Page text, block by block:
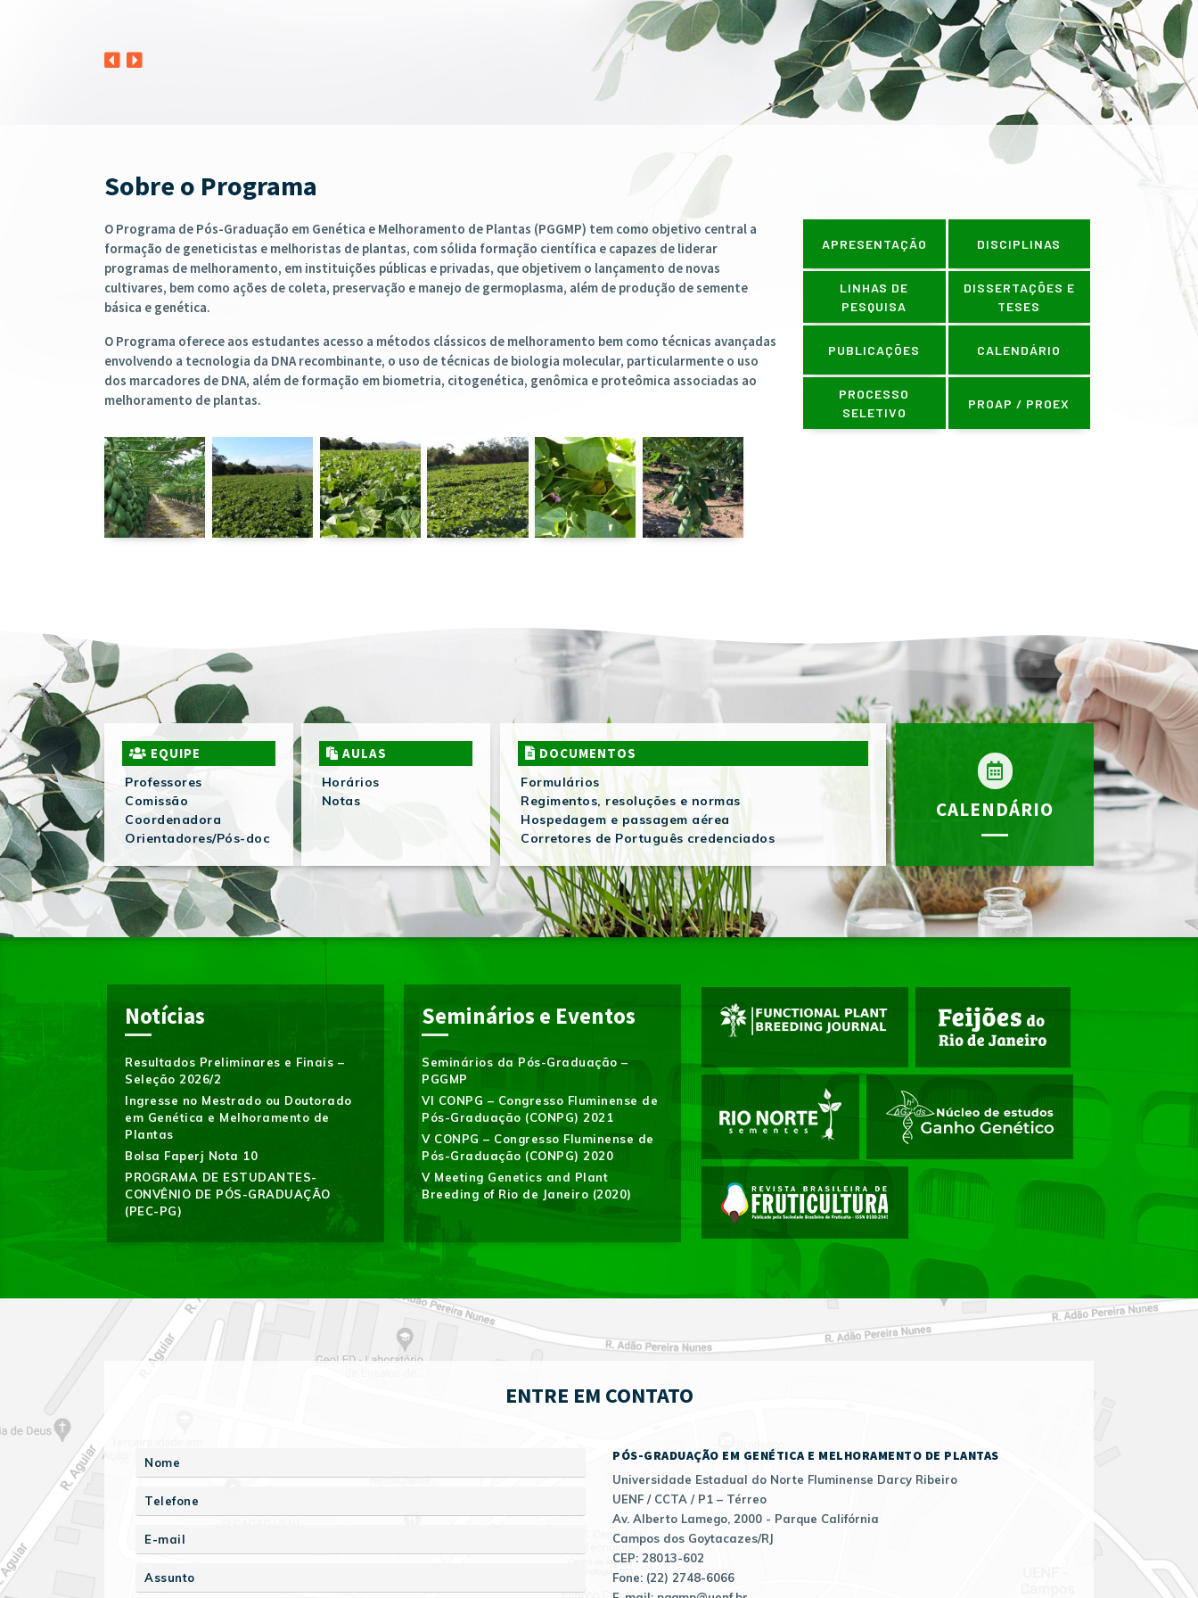
JÁ ESTÁ ABERTO E AS INSCRIÇÕES OCORREM NO PERÍODO DE 1º A
31/05/2026.
CLIQUE ACIMA E SAIBA MAIS
Sobre o Programa
O Programa de Pós-Graduação em Genética e Melhoramento de Plantas (PGGMP) tem como objetivo central a
formação de geneticistas e melhoristas de plantas, com sólida formação científica e capazes de liderar
programas de melhoramento, em instituições públicas e privadas, que objetivem o lançamento de novas
cultivares, bem como ações de coleta, preservação e manejo de germoplasma, além de produção de semente
básica e genética.
O Programa oferece aos estudantes acesso a métodos clássicos de melhoramento bem como técnicas avançadas
envolvendo a tecnologia da DNA recombinante, o uso de técnicas de biologia molecular, particularmente o uso
dos marcadores de DNA, além de formação em biometria, citogenética, genômica e proteômica associadas ao
melhoramento de plantas.
APRESENTAÇÃO DISCIPLINAS
LINHAS DE
PESQUISA
DISSERTAÇÕES E
TESES
PUBLICAÇÕES CALENDÁRIO
PROCESSO
SELETIVO
PROAP / PROEX
EQUIPE
Professores
Comissão
Coordenadora
Orientadores/Pós-doc
AULAS
Horários
Notas
DOCUMENTOS
Formulários
Regimentos, resoluções e normas
Hospedagem e passagem aérea
Corretores de Português credenciados
CALENDÁRIO
Notícias
Resultados Preliminares e Finais –
Seleção 2026/2
Ingresse no Mestrado ou Doutorado
em Genética e Melhoramento de
Plantas
Bolsa Faperj Nota 10
PROGRAMA DE ESTUDANTES-
CONVÊNIO DE PÓS-GRADUAÇÃO
(PEC-PG)
Seminários e Eventos
Seminários da Pós-Graduação –
PGGMP
VI CONPG – Congresso Fluminense de
Pós-Graduação (CONPG) 2021
V CONPG – Congresso Fluminense de
Pós-Graduação (CONPG) 2020
V Meeting Genetics and Plant
Breeding of Rio de Janeiro (2020)
ENTRE EM CONTATO
PÓS-GRADUAÇÃO EM GENÉTICA E MELHORAMENTO DE PLANTAS
Universidade Estadual do Norte Fluminense Darcy Ribeiro
UENF / CCTA / P1 – Térreo
Av. Alberto Lamego, 2000 - Parque Califórnia
Campos dos Goytacazes/RJ
CEP: 28013-602
Fone: (22) 2748-6066